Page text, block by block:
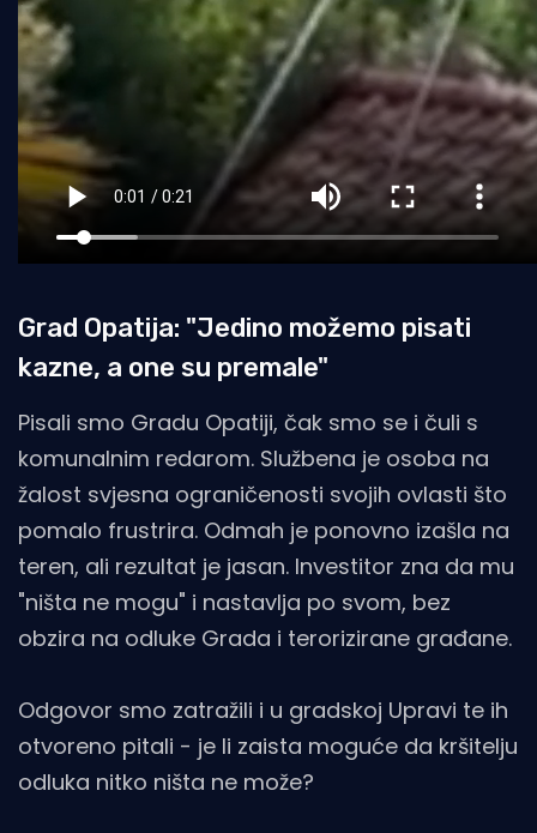
Grad Opatija: "Jedino možemo pisati
kazne, a one su premale"
Pisali smo Gradu Opatiji, čak smo se i čuli s
komunalnim redarom. Službena je osoba na
žalost svjesna ograničenosti svojih ovlasti što
pomalo frustrira. Odmah je ponovno izašla na
teren, ali rezultat je jasan. Investitor zna da mu
"ništa ne mogu" i nastavlja po svom, bez
obzira na odluke Grada i terorizirane građane.
Odgovor smo zatražili i u gradskoj Upravi te ih
otvoreno pitali - je li zaista moguće da kršitelju
odluka nitko ništa ne može?